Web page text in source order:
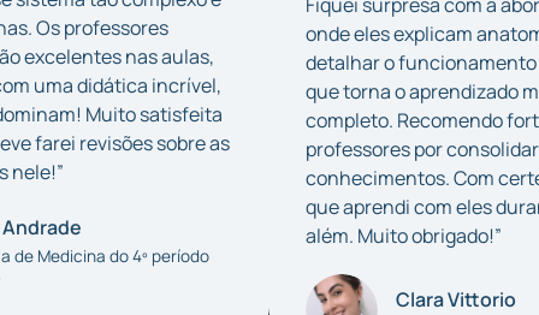
Os professores
excelentes nas aulas,
uma didática incrível,
Muito satisfeita
farei revisões sobre as
nele!”
de Medicina do 4º período
Fiquei surpresa com a
onde eles explicam
detalhar o funcionamento
que torna o aprendizado
completo. Recomendo
professores por
conhecimentos. Com
que aprendi com eles
além. Muito obrigado!”
Clara Vittorio